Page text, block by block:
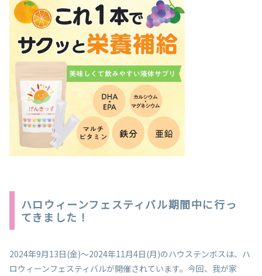
ハロウィーンフェスティバル期間中に行っ
てきました！
2024年9月13日(金)～2024年11月4日(月)のハウステンボスは、ハ
ロウィーンフェスティバルが開催されています。今回、我が家